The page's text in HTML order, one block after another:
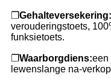
❐Gehalteversekering:
verouderingstoets,
funksietoets.
❐Waarborgdiens:een
lewenslange na-